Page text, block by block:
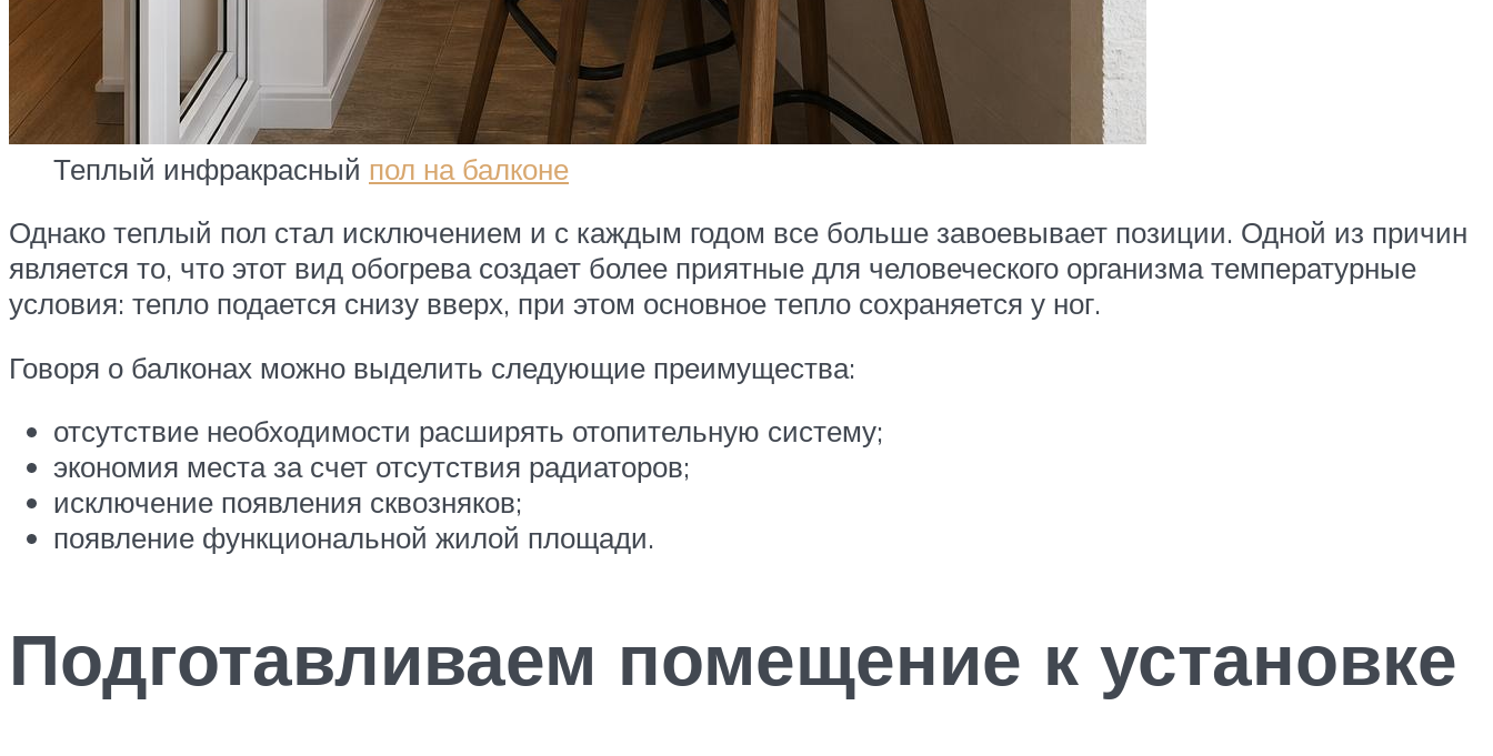
Теплый инфракрасный пол на балконе
Однако теплый пол стал исключением и с каждым годом все больше завоевывает позиции. Одной из причин
является то, что этот вид обогрева создает более приятные для человеческого организма температурные
условия: тепло подается снизу вверх, при этом основное тепло сохраняется у ног.
Говоря о балконах можно выделить следующие преимущества:
отсутствие необходимости расширять отопительную систему;
экономия места за счет отсутствия радиаторов;
исключение появления сквозняков;
появление функциональной жилой площади.
Подготавливаем помещение к установке